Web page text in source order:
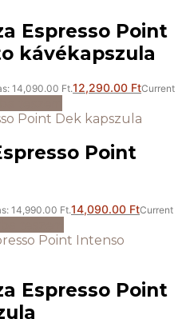
Espresso Point
kávékapszula
14,090.00 Ft.12,290.00 FtCurrent
Point
14,990.00 Ft.14,090.00 FtCurrent
Espresso Point